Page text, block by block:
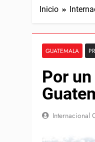
Inicio
GUATEMALA
Por
Internacional